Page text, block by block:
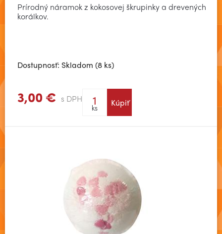
Prírodný náramok z kokosovej škrupinky a drevených
korálkov.
Dostupnosť: Skladom (8 ks)
3,00 € s DPH
ks Kúpiť
Zobraziť viac